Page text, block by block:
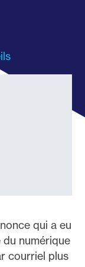
qui a eu
du numérique
courriel plus